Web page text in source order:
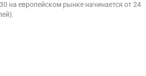
на европейском рынке начинается от 24